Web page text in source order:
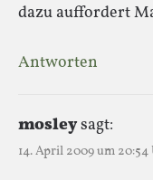
dazu auffordert
Antworten
mosleysagt:
14. April 2009 um 20:54